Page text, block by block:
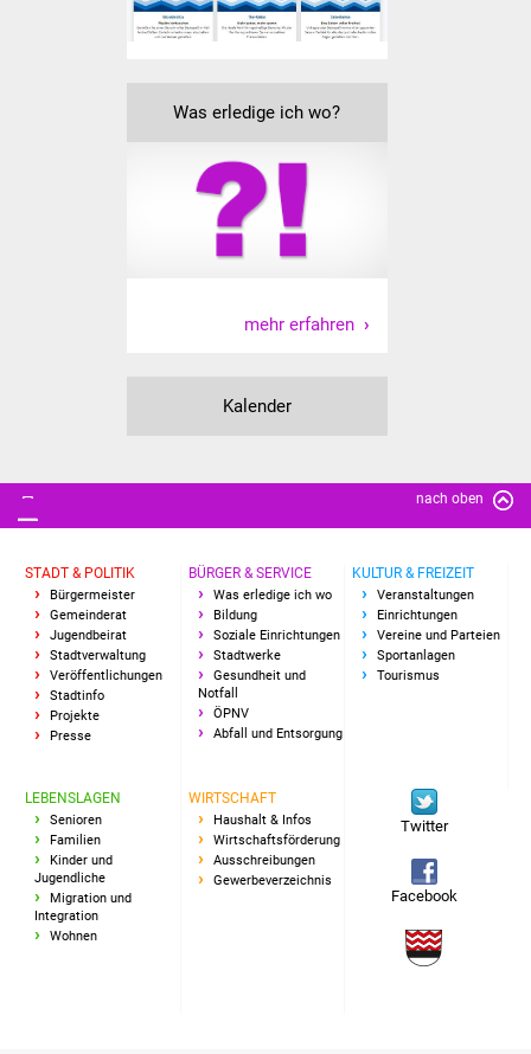
Sommerwochen für
Seniorenwohn- und
Pflegeheim
Familientreff
Migration und Integration
Ukraine-Hilfe
Wohnen
Wirtschaft
Wirtschaftsförderung
Was erledige ich wo?
mehr erfahren
Kalender
nach oben
STADT & POLITIK
Bürgermeister
Gemeinderat
Jugendbeirat
Stadtverwaltung
Veröffentlichungen
Stadtinfo
Projekte
Presse
BÜRGER & SERVICE
Was erledige ich wo
Bildung
Soziale Einrichtungen
Stadtwerke
Gesundheit und
Notfall
ÖPNV
Abfall und Entsorgung
KULTUR & FREIZEIT
Veranstaltungen
Einrichtungen
Vereine und Parteien
Sportanlagen
Tourismus
LEBENSLAGEN
Senioren
Familien
Kinder und
Jugendliche
Migration und
Integration
Wohnen
WIRTSCHAFT
Haushalt & Infos
Wirtschaftsförderung
Ausschreibungen
Gewerbeverzeichnis
Twitter
Facebook